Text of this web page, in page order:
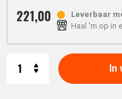
221,00
Leverbaar
Haal 'm op in